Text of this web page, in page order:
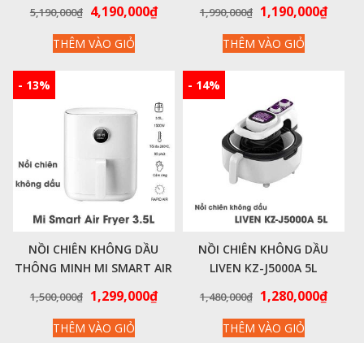
5,190,000₫ Giá
là:
4,190,000₫Giá
4,190,000₫.
THÊM VÀO GIỎ
1,990,000₫ Giá
là:
1,190,000₫Giá
THÊM VÀO GIỎ
- 13%
NỒI CHIÊN KHÔNG DẦU
THÔNG MINH MI SMART AIR
FRYER 3.5L BẢN CHÍNH HÃNG
VIỆT NAM BH 24 THÁNG
1,500,000₫ Giá
là:
1,299,000₫Giá
THÊM VÀO GIỎ
- 14%
NỒI CHIÊN KHÔNG DẦU
LIVEN KZ-J5000A 5L
1,480,000₫ Giá
là:
1,280,000₫Giá
THÊM VÀO GIỎ